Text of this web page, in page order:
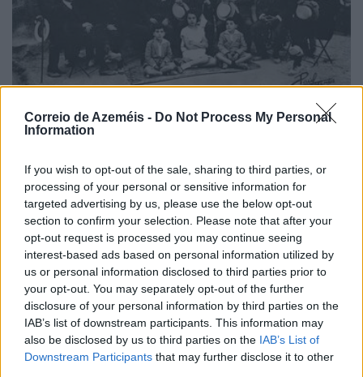
Correio de Azeméis - Do Not Process My Personal
Information
If you wish to opt-out of the sale, sharing to third parties, or
processing of your personal or sensitive information for
targeted advertising by us, please use the below opt-out
section to confirm your selection. Please note that after your
opt-out request is processed you may continue seeing
interest-based ads based on personal information utilized by
us or personal information disclosed to third parties prior to
your opt-out. You may separately opt-out of the further
disclosure of your personal information by third parties on the
IAB’s list of downstream participants. This information may
also be disclosed by us to third parties on the IAB’s List of
Downstream Participants that may further disclose it to other
Parque de La Salette
8/08/2026